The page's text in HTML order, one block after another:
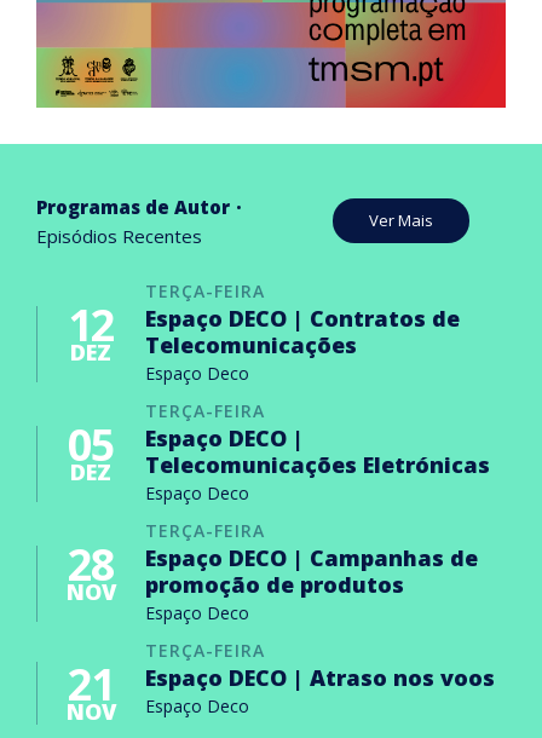
Programas de Autor
Episódios Recentes
Ver Mais
TERÇA-FEIRA
12
DEZ
Espaço DECO | Contratos de
Telecomunicações
Espaço Deco
TERÇA-FEIRA
05
DEZ
Espaço DECO |
Telecomunicações Eletrónicas
Espaço Deco
TERÇA-FEIRA
28
NOV
Espaço DECO | Campanhas de
promoção de produtos
Espaço Deco
TERÇA-FEIRA
21
NOV
Espaço DECO | Atraso nos voos
Espaço Deco